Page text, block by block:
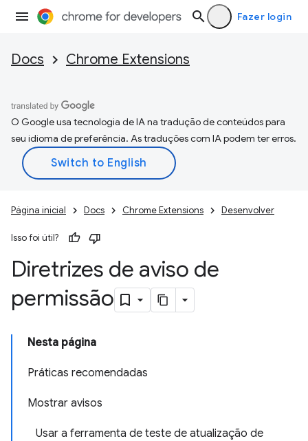
Fazer login
Docs Chrome Extensions
O Google usa tecnologia de IA na tradução de conteúdos para
seu idioma de preferência. As traduções com IA podem ter erros.
Página inicial Docs Chrome Extensions Desenvolver
Isso foi útil?
Diretrizes de aviso de
permissão
Nesta página
Práticas recomendadas
Mostrar avisos
Usar a ferramenta de teste de atualização de